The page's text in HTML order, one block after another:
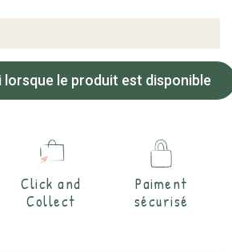
lorsque le produit est disponible
Click and
Collect
Paiment
sécurisé